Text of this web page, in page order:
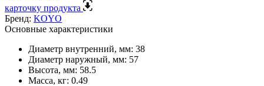
карточку продукта
Бренд: KOYO
Основные характеристики
Диаметр внутренний, мм: 38
Диаметр наружный, мм: 57
Высота, мм: 58.5
Масса, кг: 0.49